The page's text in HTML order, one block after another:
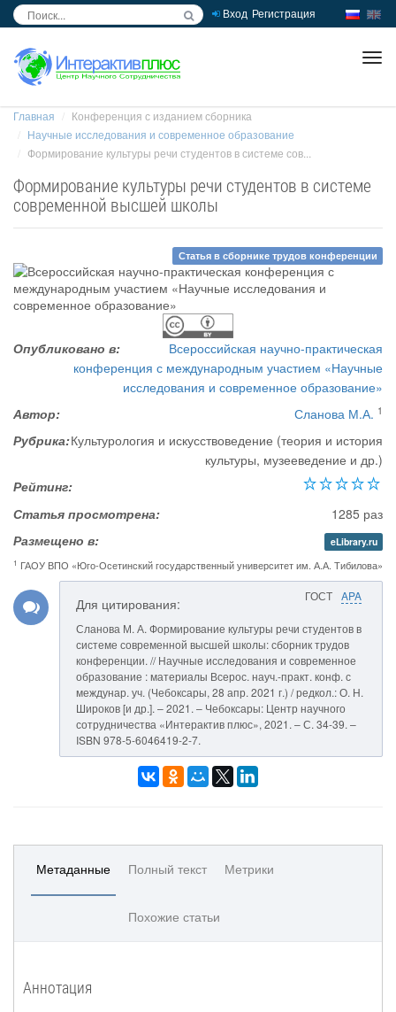
Вход Регистрация
Главная
Конференция с изданием сборника
Научные исследования и современное образование
Формирование культуры речи студентов в системе сов...
Формирование культуры речи студентов в системе
современной высшей школы
Статья в сборнике трудов конференции
Опубликовано в:
Всероссийская научно-практическая
конференция с международным участием «Научные
исследования и современное образование»
Автор:
Сланова М.А. 1
Рубрика:Культурология и искусствоведение (теория и история
культуры, музееведение и др.)
Рейтинг:
Статья просмотрена:
1285 раз
Размещено в:
eLibrary.ru
1 ГАОУ ВПО «Юго-Осетинский государственный университет им. А.А. Тибилова»
ГОСТ APA
Для цитирования:
Сланова М. А. Формирование культуры речи студентов в
системе современной высшей школы: сборник трудов
конференции. // Научные исследования и современное
образование : материалы Всерос. науч.-практ. конф. с
междунар. уч. (Чебоксары, 28 апр. 2021 г.) / редкол.: О. Н.
Широков [и др.]. – 2021. – Чебоксары: Центр научного
сотрудничества «Интерактив плюс», 2021. – С. 34-39. –
ISBN 978-5-6046419-2-7.
Метаданные Полный текст Метрики
Похожие статьи
Аннотация